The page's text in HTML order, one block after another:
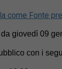
come Fonte
da giovedì 09
con i